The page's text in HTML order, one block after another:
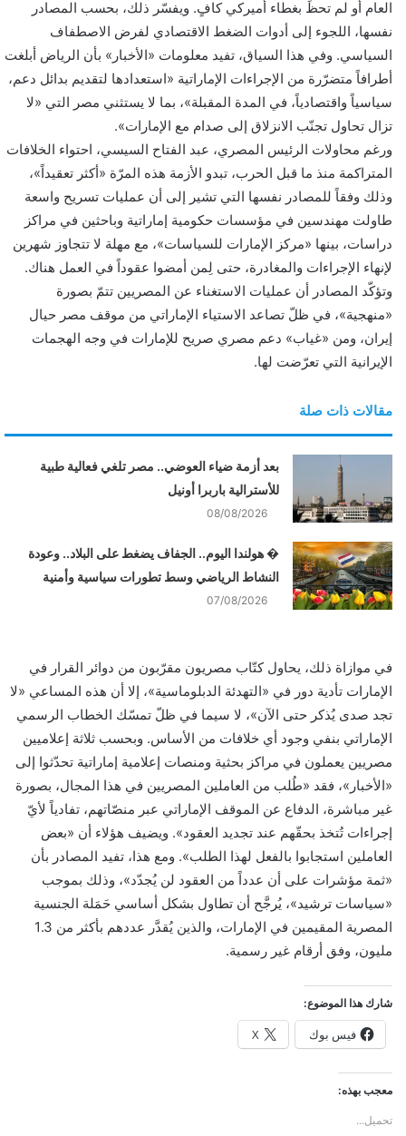
العام أو لم تحظَ بغطاء أميركي كافٍ. ويفسّر ذلك، بحسب المصادر
نفسها، اللجوء إلى أدوات الضغط الاقتصادي لفرض الاصطفاف
السياسي. وفي هذا السياق، تفيد معلومات «الأخبار» بأن الرياض أبلغت
أطرافاً متضرّرة من الإجراءات الإماراتية «استعدادها لتقديم بدائل دعم،
سياسياً واقتصادياً، في المدة المقبلة»، بما لا يستثني مصر التي «لا
تزال تحاول تجنّب الانزلاق إلى صدام مع الإمارات».
ورغم محاولات الرئيس المصري، عبد الفتاح السيسي، احتواء الخلافات
المتراكمة منذ ما قبل الحرب، تبدو الأزمة هذه المرّة «أكثر تعقيداً»،
وذلك وفقاً للمصادر نفسها التي تشير إلى أن عمليات تسريح واسعة
طاولت مهندسين في مؤسسات حكومية إماراتية وباحثين في مراكز
دراسات، بينها «مركز الإمارات للسياسات»، مع مهلة لا تتجاوز شهرين
لإنهاء الإجراءات والمغادرة، حتى لِمن أمضوا عقوداً في العمل هناك.
وتؤكّد المصادر أن عمليات الاستغناء عن المصريين تتمّ بصورة
«منهجية»، في ظلّ تصاعد الاستياء الإماراتي من موقف مصر حيال
إيران، ومن «غياب» دعم مصري صريح للإمارات في وجه الهجمات
الإيرانية التي تعرّضت لها.
مقالات ذات صلة
بعد أزمة ضياء العوضي.. مصر تلغي فعالية طبية
للأسترالية باربرا أونيل
08/08/2026
� هولندا اليوم.. الجفاف يضغط على البلاد.. وعودة
النشاط الرياضي وسط تطورات سياسية وأمنية
07/08/2026
في موازاة ذلك، يحاول كتّاب مصريون مقرّبون من دوائر القرار في
الإمارات تأدية دور في «التهدئة الدبلوماسية»، إلا أن هذه المساعي «لا
تجد صدى يُذكر حتى الآن»، لا سيما في ظلّ تمسّك الخطاب الرسمي
الإماراتي بنفي وجود أي خلافات من الأساس. وبحسب ثلاثة إعلاميين
مصريين يعملون في مراكز بحثية ومنصات إعلامية إماراتية تحدّثوا إلى
«الأخبار»، فقد «طُلب من العاملين المصريين في هذا المجال، بصورة
غير مباشرة، الدفاع عن الموقف الإماراتي عبر منصّاتهم، تفادياً لأيّ
إجراءات تُتخذ بحقّهم عند تجديد العقود». ويضيف هؤلاء أن «بعض
العاملين استجابوا بالفعل لهذا الطلب». ومع هذا، تفيد المصادر بأن
«ثمة مؤشرات على أن عدداً من العقود لن يُجدّد»، وذلك بموجب
«سياسات ترشيد»، يُرجَّح أن تطاول بشكل أساسي حَمَلة الجنسية
المصرية المقيمين في الإمارات، والذين يُقدَّر عددهم بأكثر من 1.3
مليون، وفق أرقام غير رسمية.
شارك هذا الموضوع:
فيس بوك X
معجب بهذه:
تحميل...